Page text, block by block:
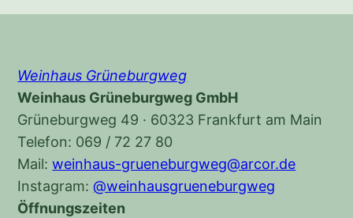
Weinhaus Grüneburgweg
Weinhaus Grüneburgweg GmbH
Grüneburgweg 49 · 60323 Frankfurt am Main
Telefon: 069 / 72 27 80
Mail:weinhaus-grueneburgweg@arcor.de
Instagram:@weinhausgrueneburgweg
Öffnungszeiten